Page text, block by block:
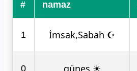
# namaz
1 İmsak,Sabah ☪
0 güneş ☀